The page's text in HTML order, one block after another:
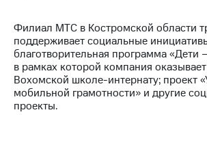
Интервью
Финансовая
отчетность
Контакты
Филиал МТС в Костромской области
поддерживает социальные
благотворительная программа
в рамках которой компания
Вохомской школе-интернату; проект
мобильной грамотности» и другие
проекты.